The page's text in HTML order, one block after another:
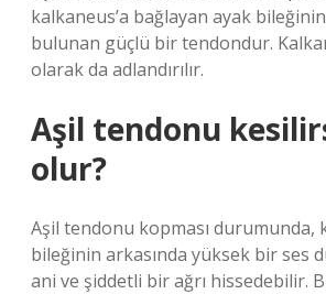
kalkaneus’a bağlayan ayak
bulunan güçlü bir tendondur.
olarak da adlandırılır.
Aşil tendonu
olur?
Aşil tendonu kopması durumunda,
bileğinin arkasında yüksek bir ses
ani ve şiddetli bir ağrı hissedebilir.